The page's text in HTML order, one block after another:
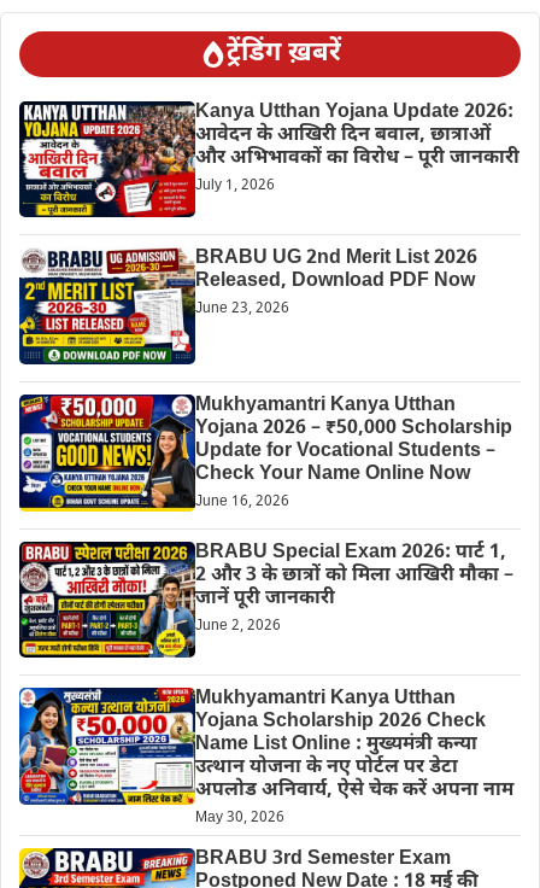
ट्रेंडिंग ख़बरें
Kanya Utthan Yojana Update 2026:
आवेदन के आखिरी दिन बवाल, छात्राओं
और अभिभावकों का विरोध – पूरी जानकारी
July 1, 2026
BRABU UG 2nd Merit List 2026
Released, Download PDF Now
June 23, 2026
Mukhyamantri Kanya Utthan
Yojana 2026 – ₹50,000 Scholarship
Update for Vocational Students –
Check Your Name Online Now
June 16, 2026
BRABU Special Exam 2026: पार्ट 1,
2 और 3 के छात्रों को मिला आखिरी मौका –
जानें पूरी जानकारी
June 2, 2026
Mukhyamantri Kanya Utthan
Yojana Scholarship 2026 Check
Name List Online : मुख्यमंत्री कन्या
उत्थान योजना के नए पोर्टल पर डेटा
अपलोड अनिवार्य, ऐसे चेक करें अपना नाम
May 30, 2026
BRABU 3rd Semester Exam
Postponed New Date : 18 मई की